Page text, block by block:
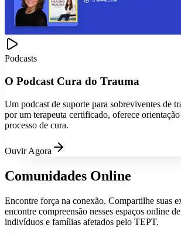
Podcasts
O Podcast Cura do Trauma
Um podcast de suporte para sobreviventes de
por um terapeuta certificado, oferece
processo de cura.
Ouvir Agora
Comunidades Online
Encontre força na conexão. Compartilhe suas
encontre compreensão nesses espaços online
indivíduos e famílias afetados pelo TEPT.